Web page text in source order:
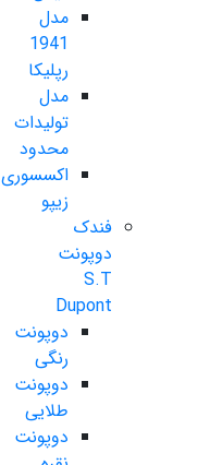
مدل
1941
رپلیکا
مدل
تولیدات
محدود
اکسسوری
زیپو
فندک
دوپونت
S.T
Dupont
دوپونت
رنگی
دوپونت
طلایی
دوپونت